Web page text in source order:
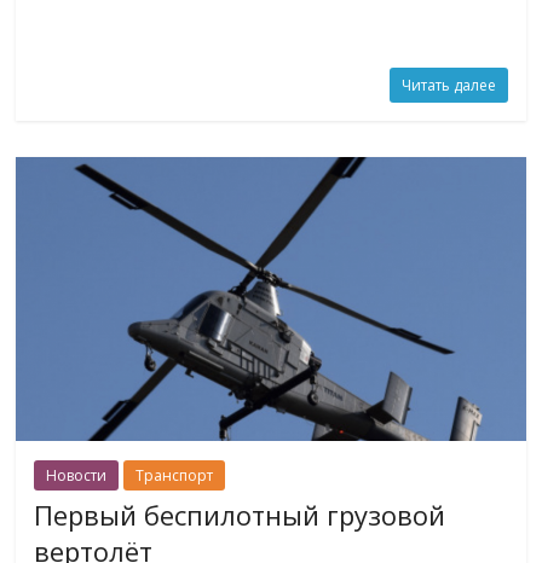
Читать далее
Новости Транспорт
Первый беспилотный грузовой
вертолёт